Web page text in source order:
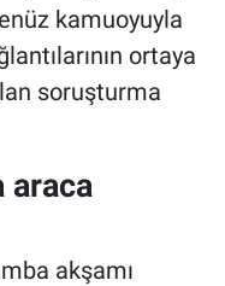
kamuoyuyla
ortaya
soruşturma
araca
akşamı